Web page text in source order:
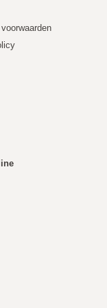
en exclusief
de totaalprijs